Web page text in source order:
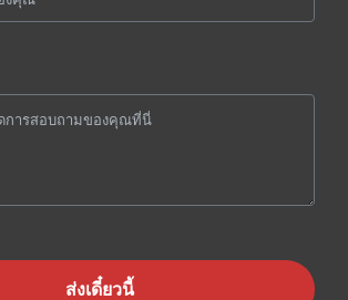
ส่งเดี๋ยวนี้